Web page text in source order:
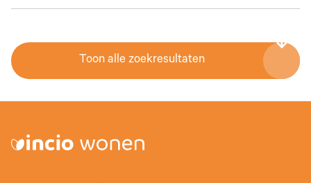
Toon alle zoekresultaten